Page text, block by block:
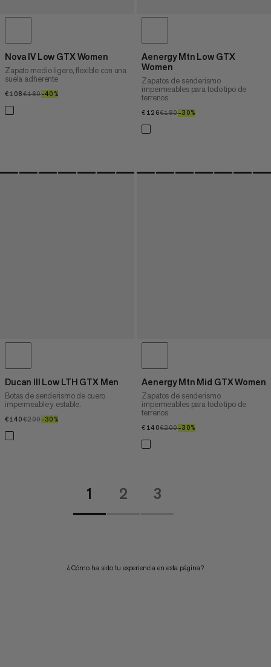
Nova IV Low GTX Women
Zapato medio ligero, flexible con una
suela adherente
€108€108
€180€180
–40%
Aenergy Mtn Low GTX
Women
Zapatos de senderismo
impermeables para todo tipo de
terrenos
€126€126
€180€180
–30%
Ducan III Low LTH GTX Men
Botas de senderismo de cuero
impermeable y estable.
€140€140
€200€200
–30%
Aenergy Mtn Mid GTX Women
Zapatos de senderismo
impermeables para todo tipo de
terrenos
€140€140
€200€200
–30%
1 2 3
¿Cómo ha sido tu experiencia en esta página?